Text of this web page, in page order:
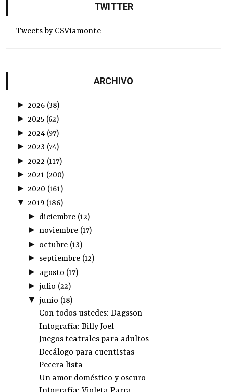
TWITTER
Tweets by CSViamonte
ARCHIVO
► 2026 (38)
►2025 (62)
► 2024 (97)
►2023 (74)
► 2022 (117)
►2021 (200)
► 2020 (161)
▼2019 (186)
► diciembre(12)
► noviembre(17)
► octubre(13)
► septiembre(12)
► agosto (17)
► julio (22)
▼ junio (18)
Con todos ustedes: Dagsson
Infografía: Billy Joel
Juegos teatrales para adultos
Decálogo para cuentistas
Pecera lista
Un amor doméstico y oscuro